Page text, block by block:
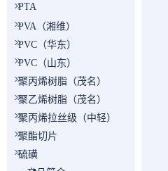
PTA
PVA（湘维）
PVC（华东）
PVC（山东）
聚丙烯树脂（茂名）
聚乙烯树脂（茂名）
聚丙烯拉丝级（中轻）
聚酯切片
硫磺